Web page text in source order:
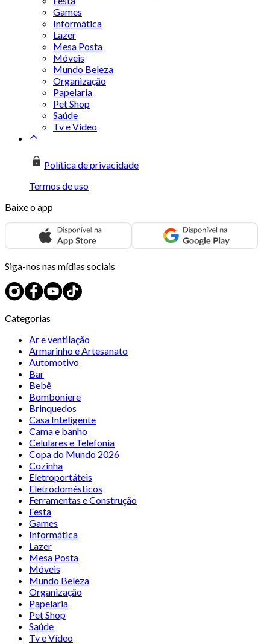
Games
Informática
Lazer
Mesa Posta
Móveis
Mundo Beleza
Organização
Papelaria
Pet Shop
Saúde
Tv e Vídeo
Política de privacidade
Termos de uso
Baixe o app
Siga-nos nas mídias sociais
Categorias
Ar e ventilação
Armarinho e Artesanato
Automotivo
Bar
Bebê
Bomboniere
Brinquedos
Casa Inteligente
Cama e banho
Celulares e Telefonia
Copa do Mundo 2026
Cozinha
Eletroportáteis
Eletrodomésticos
Ferramentas e Construção
Festa
Games
Informática
Lazer
Mesa Posta
Móveis
Mundo Beleza
Organização
Papelaria
Pet Shop
Saúde
Tv e Vídeo